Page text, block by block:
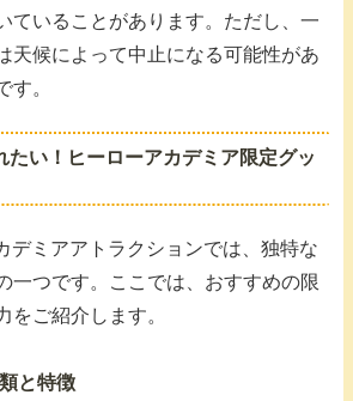
ていることがあります。ただし、一
天候によって中止になる可能性があ
す。
たい！ヒーローアカデミア限定グッ
デミアアトラクションでは、独特な
一つです。ここでは、おすすめの限
をご紹介します。
と特徴